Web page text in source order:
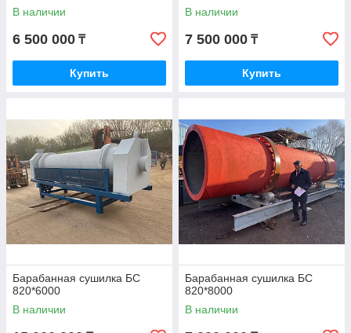
В наличии
6 500 000 ₸
Купить
В наличии
7 500 000 ₸
Купить
Барабанная сушилка БС
820*6000
В наличии
Барабанная сушилка БС
820*8000
В наличии